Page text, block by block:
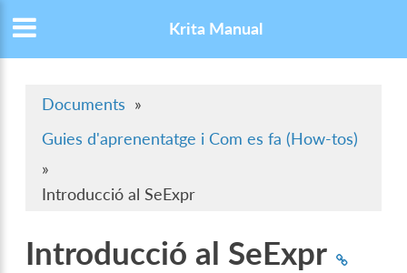
Krita Manual
Documents »
Guies d'aprenentatge i Com es fa (How-tos)
»
Introducció al SeExpr
Introducció al SeExpr